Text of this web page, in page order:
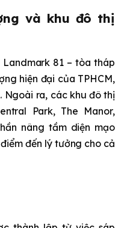
và khu đô thị
81 – tòa tháp
hiện đại của TPHCM,
Ngoài ra, các khu đô thị
Park, The Manor,
nâng tầm diện mạo
đến lý tưởng cho cả